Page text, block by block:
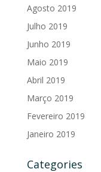
Agosto 2019
Julho 2019
Junho 2019
Maio 2019
Abril 2019
Março 2019
Fevereiro 2019
Janeiro 2019
Categories